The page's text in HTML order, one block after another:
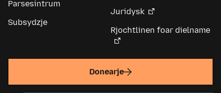
Parsesintrum
Subsydzje
Juridysk
Rjochtlinen foar dielname
Donearje